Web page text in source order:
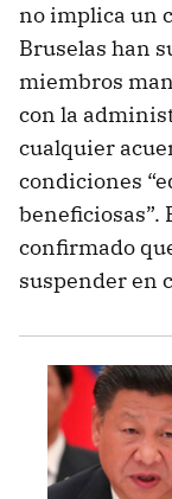
no implica un
Bruselas han
miembros
con la
cualquier
condiciones
beneficiosas”.
confirmado
suspender en